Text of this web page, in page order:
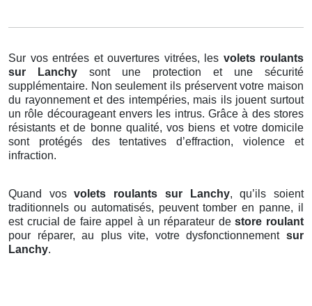
Sur vos entrées et ouvertures vitrées, les volets roulants
sur Lanchy sont une protection et une sécurité
supplémentaire. Non seulement ils préservent votre maison
du rayonnement et des intempéries, mais ils jouent surtout
un rôle décourageant envers les intrus. Grâce à des stores
résistants et de bonne qualité, vos biens et votre domicile
sont protégés des tentatives d’effraction, violence et
infraction.
Quand vosvolets roulants sur Lanchy, qu’ils soient
traditionnels ou automatisés, peuvent tomber en panne, il
est crucial de faire appel à un réparateur destore roulant
pour réparer, au plus vite, votre dysfonctionnement sur
Lanchy.